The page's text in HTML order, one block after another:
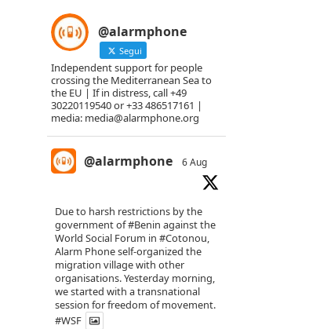
@alarmphone
Segui
Independent support for people
crossing the Mediterranean Sea to
the EU | If in distress, call +49
30220119540 or +33 486517161 |
media: media@alarmphone.org
@alarmphone 6 Aug
Due to harsh restrictions by the
government of#Benin against the
World Social Forum in #Cotonou,
Alarm Phone self-organized the
migration village with other
organisations. Yesterday morning,
we started with a transnational
session for freedom of movement.
#WSF